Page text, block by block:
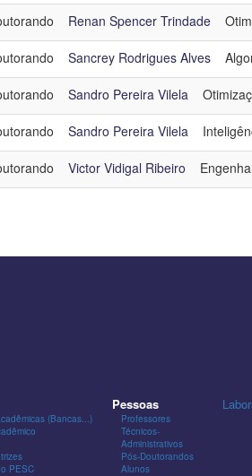
Renan Spencer Trindade
Sancrey Rodrigues Alves
Sandro Pereira Vilela
Sandro Pereira Vilela
Victor Vidigal Ribeiro
(Bancas...)
PESC
Pessoas
Professores
Técnicos-
Administrativos
Pós-Doutorandos
Alunos